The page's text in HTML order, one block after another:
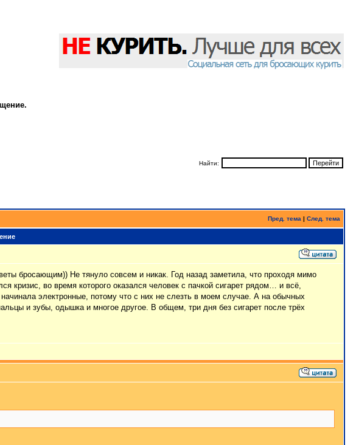
Найти:
Пред. тема | След. тема
бросающим)) Не тянуло совсем и никак. Год назад заметила, что проходя мимо
во время которого оказался человек с пачкой сигарет рядом… и всё,
электронные, потому что с них не слезть в моем случае. А на обычных
и зубы, одышка и многое другое. В общем, три дня без сигарет после трёх